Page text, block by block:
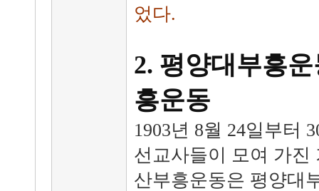
었다.
2. 평양대부흥
흥운동
1903년 8월 24일부터
선교사들이 모여 가진
산부흥운동은 평양대